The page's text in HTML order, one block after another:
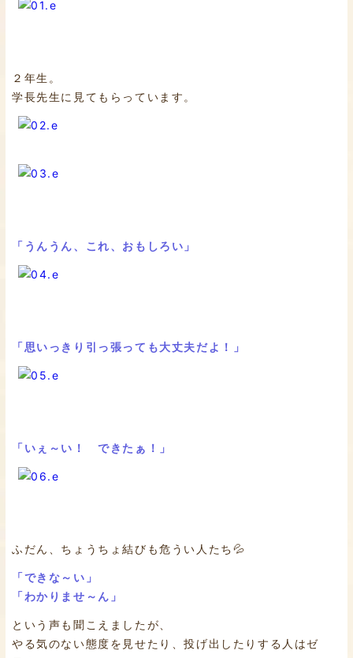
２年生。
学長先生に見てもらっています。
「うんうん、これ、おもしろい」
「思いっきり引っ張っても大丈夫だよ！」
「いぇ～い！ できたぁ！」
ふだん、ちょうちょ結びも危うい人たち💦
「できな～い」
「わかりませ～ん」
という声も聞こえましたが、
やる気のない態度を見せたり、投げ出したりする人はゼ